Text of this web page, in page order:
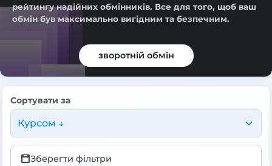
рейтингу надійних обмінників. Все для того, щоб ваш
обмін був максимально вигідним та безпечним.
зворотній обмін
Сортувати за
Курсом ↓
Зберегти фільтри